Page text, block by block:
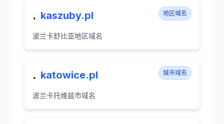
. kaszuby.pl 地区域名
波兰卡舒比亚地区域名
. katowice.pl 城市域名
波兰卡托维兹市域名